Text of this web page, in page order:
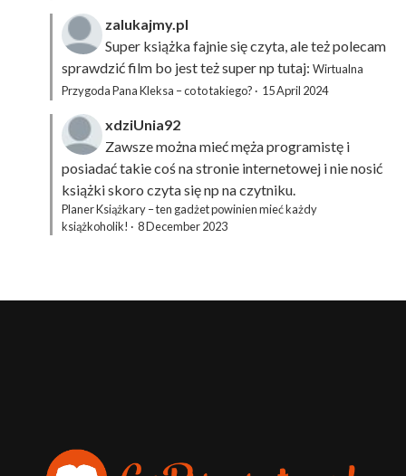
zalukajmy.pl
Super książka fajnie się czyta, ale też polecam
sprawdzić film bo jest też super np tutaj: Wirtualna
Przygoda Pana Kleksa – co to takiego? · 15 April 2024
xdziUnia92
Zawsze można mieć męża programistę i
posiadać takie coś na stronie internetowej i nie nosić
książki skoro czyta się np na czytniku.
Planer Książkary – ten gadżet powinien mieć każdy
książkoholik! · 8 December 2023